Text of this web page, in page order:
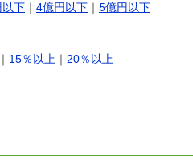
以下 ｜ 4億円以下 ｜ 5億円以下
｜ 15％以上 ｜ 20％以上